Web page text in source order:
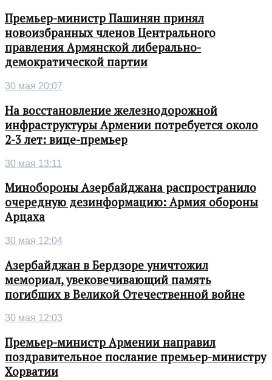
Премьер-министр Пашинян принял
новоизбранных членов Центрального
правления Армянской либерально-
демократической партии
30 мая 20:07
На восстановление железнодорожной
инфраструктуры Армении потребуется около
2-3 лет: вице-премьер
30 мая 13:11
Минобороны Азербайджана распространило
очередную дезинформацию: Армия обороны
Арцаха
30 мая 12:04
Азербайджан в Бердзоре уничтожил
мемориал, увековечивающий память
погибших в Великой Отечественной войне
30 мая 12:03
Премьер-министр Армении направил
поздравительное послание премьер-министру
Хорватии